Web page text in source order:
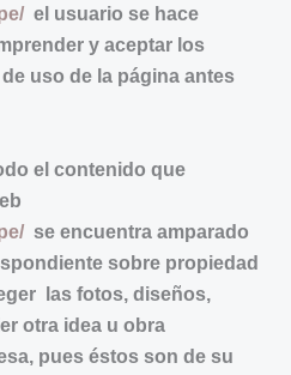
el usuario se hace
y aceptar los
uso de la página antes
el contenido que
se encuentra amparado
sobre propiedad
las fotos, diseños,
otra idea u obra
pues éstos son de su